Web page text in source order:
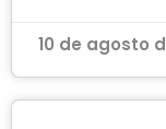
10 de agosto